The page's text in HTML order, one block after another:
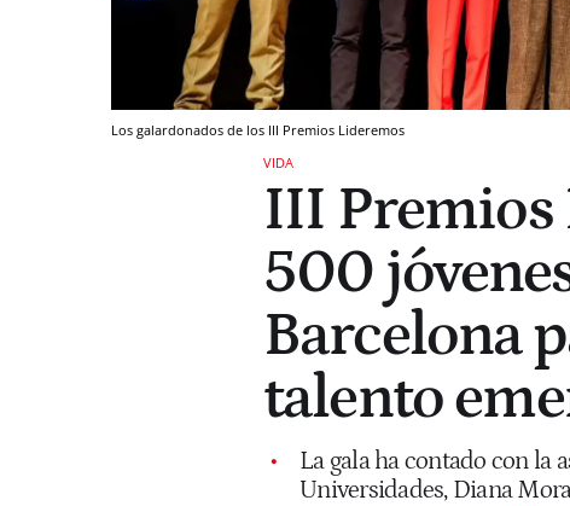
Los galardonados de los III Premios Lideremos
VIDA
III Premios
500
Barcelona
talento
La gala ha contado con la
Universidades, Diana